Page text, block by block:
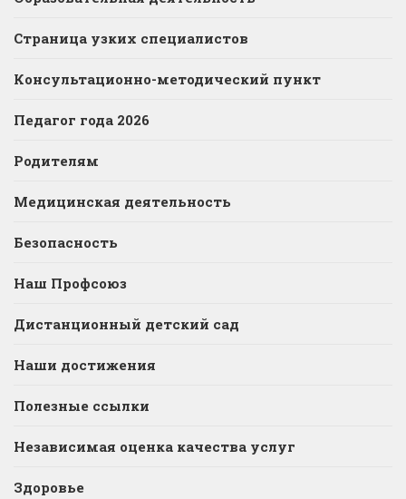
Страница узких специалистов
Консультационно-методический пункт
Педагог года 2026
Родителям
Медицинская деятельность
Безопасность
Наш Профсоюз
Дистанционный детский сад
Наши достижения
Полезные ссылки
Независимая оценка качества услуг
Здоровье